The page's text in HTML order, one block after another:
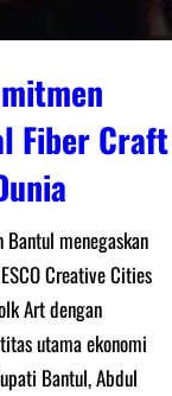
Fiber Craft
menegaskan
Creative Cities
Art dengan
utama ekonomi
Bantul, Abdul